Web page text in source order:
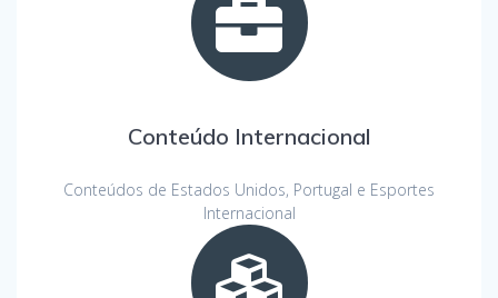
Conteúdo Internacional
Conteúdos de Estados Unidos, Portugal e Esportes
Internacional